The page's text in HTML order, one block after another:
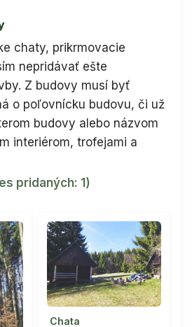
chaty, prikrmovacie
nepridávať ešte
Z budovy musí byť
o poľovnícku budovu, či už
budovy alebo názvom
interiérom, trofejami a
pridaných: 1)
Chata